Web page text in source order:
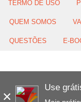
×
Use
TERMO DE USO
QUEM SOMOS
QUESTÕES E-